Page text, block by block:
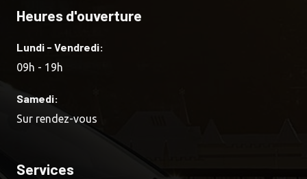
Heures d'ouverture
Lundi - Vendredi:
09h - 19h
Samedi:
Sur rendez-vous
Services